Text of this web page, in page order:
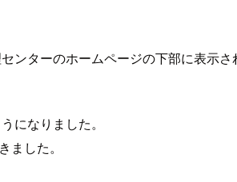
ンターのホームページの下部に表示
になりました。
した。